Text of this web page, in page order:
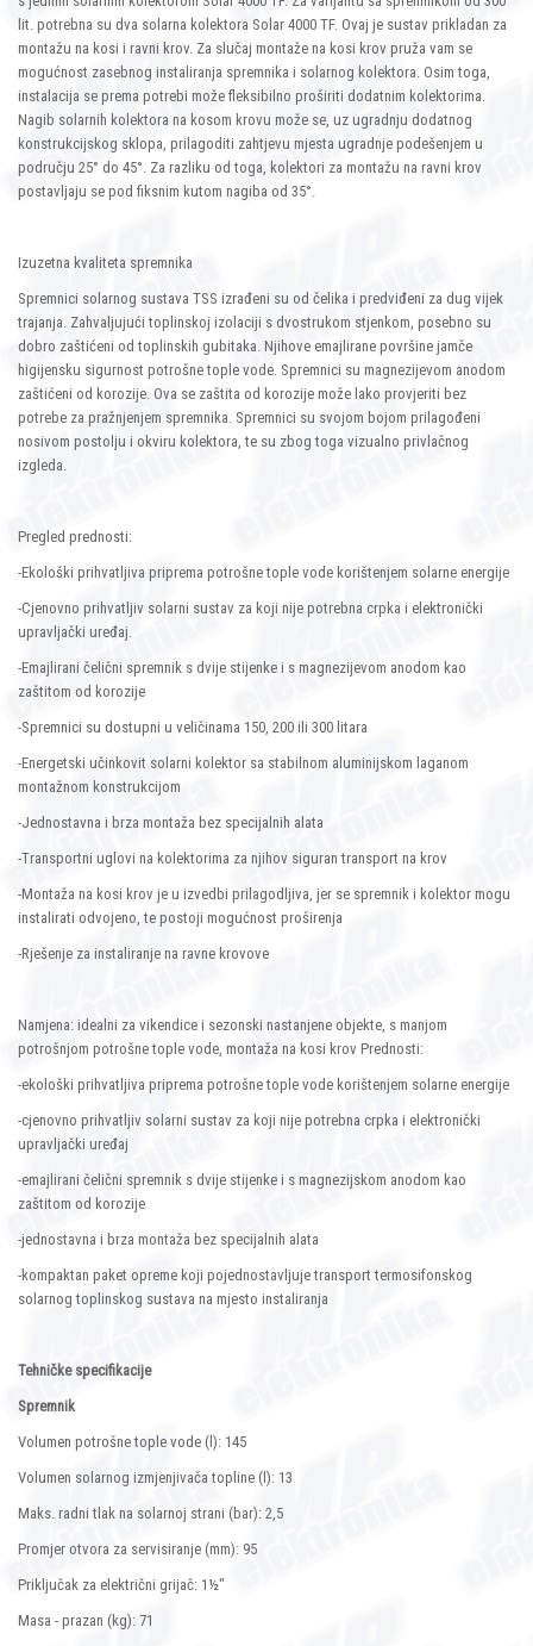
lit. potrebna su dva solarna kolektora Solar 4000 TF. Ovaj je sustav prikladan za
montažu na kosi i ravni krov. Za slučaj montaže na kosi krov pruža vam se
mogućnost zasebnog instaliranja spremnika i solarnog kolektora. Osim toga,
instalacija se prema potrebi može fleksibilno proširiti dodatnim kolektorima.
Nagib solarnih kolektora na kosom krovu može se, uz ugradnju dodatnog
konstrukcijskog sklopa, prilagoditi zahtjevu mjesta ugradnje podešenjem u
području 25° do 45°. Za razliku od toga, kolektori za montažu na ravni krov
postavljaju se pod fiksnim kutom nagiba od 35°.
Izuzetna kvaliteta spremnika
Spremnici solarnog sustava TSS izrađeni su od čelika i predviđeni za dug vijek
trajanja. Zahvaljujući toplinskoj izolaciji s dvostrukom stjenkom, posebno su
dobro zaštićeni od toplinskih gubitaka. Njihove emajlirane površine jamče
higijensku sigurnost potrošne tople vode. Spremnici su magnezijevom anodom
zaštićeni od korozije. Ova se zaštita od korozije može lako provjeriti bez
potrebe za pražnjenjem spremnika. Spremnici su svojom bojom prilagođeni
nosivom postolju i okviru kolektora, te su zbog toga vizualno privlačnog
izgleda.
Pregled prednosti:
-Ekološki prihvatljiva priprema potrošne tople vode korištenjem solarne energije
-Cjenovno prihvatljiv solarni sustav za koji nije potrebna crpka i elektronički
upravljački uređaj.
-Emajlirani čelični spremnik s dvije stijenke i s magnezijevom anodom kao
zaštitom od korozije
-Spremnici su dostupni u veličinama 150, 200 ili 300 litara
-Energetski učinkovit solarni kolektor sa stabilnom aluminijskom laganom
montažnom konstrukcijom
-Jednostavna i brza montaža bez specijalnih alata
-Transportni uglovi na kolektorima za njihov siguran transport na krov
-Montaža na kosi krov je u izvedbi prilagodljiva, jer se spremnik i kolektor mogu
instalirati odvojeno, te postoji mogućnost proširenja
-Rješenje za instaliranje na ravne krovove
Namjena: idealni za vikendice i sezonski nastanjene objekte, s manjom
potrošnjom potrošne tople vode, montaža na kosi krov Prednosti:
-ekološki prihvatljiva priprema potrošne tople vode korištenjem solarne energije
-cjenovno prihvatljiv solarni sustav za koji nije potrebna crpka i elektronički
upravljački uređaj
-emajlirani čelični spremnik s dvije stijenke i s magnezijskom anodom kao
zaštitom od korozije
-jednostavna i brza montaža bez specijalnih alata
-kompaktan paket opreme koji pojednostavljuje transport termosifonskog
solarnog toplinskog sustava na mjesto instaliranja
Tehničke specifikacije
Spremnik
Volumen potrošne tople vode (l): 145
Volumen solarnog izmjenjivača topline (l): 13
Maks. radni tlak na solarnoj strani (bar): 2,5
Promjer otvora za servisiranje (mm): 95
Priključak za električni grijač: 1½"
Masa - prazan (kg): 71